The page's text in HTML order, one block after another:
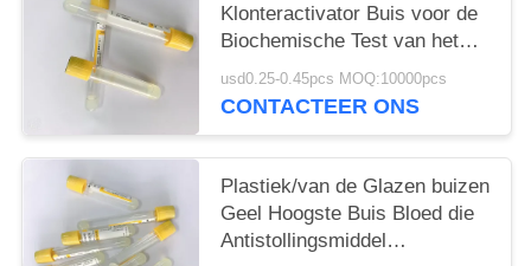
Klonteractivator Buis voor de
Biochemische Test van het
Noodsituatieserum
usd0.25-0.45pcs MOQ:10000pcs
CONTACTEER ONS
Plastiek/van de Glazen buizen
Geel Hoogste Buis Bloed die
Antistollingsmiddel